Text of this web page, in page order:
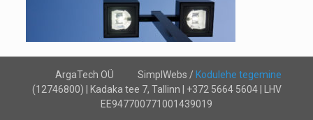
SimplWebs / Kodulehe tegemine
ArgaTech OÜ
(12746800) | Kadaka tee 7, Tallinn | +372 5664 5604 | LHV
EE947700771001439019